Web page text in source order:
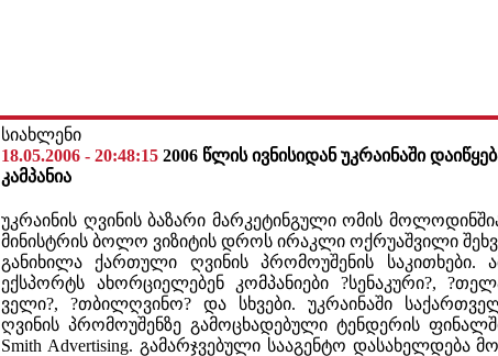
სიახლენი
18.05.2006 - 20:48:15 2006 წლის ივნისიდან უკრაინაში
კამპანია
უკრაინის ღვინის ბაზარი მარკეტინგული ომის
მინისტრის ბოლო ვიზიტის დროს ირაკლი ოქრუაშვილი
განიხილა ქართული ღვინის პრომოუშენის საკითხები.
ექსპორტს ახორციელებენ კომპანიები ?სენაკური?,
ველი?, ?თბილღვინო? და სხვები. უკრაინაში
ღვინის პრომოუშენზე გამოცხადებული ტენდერის
Smith Advertising. გამარჯვებული სააგენტო დასახელდება